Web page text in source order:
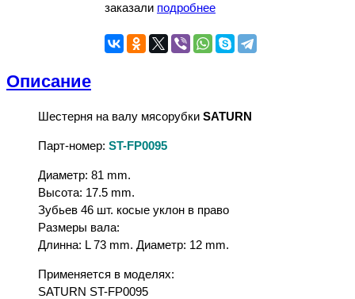
заказали подробнее
Описание
Шестерня на валу мясорубки SATURN
Парт-номер: ST-FP0095
Диаметр: 81 mm.
Высота: 17.5 mm.
Зубьев 46 шт. косые уклон в право
Размеры вала:
Длинна: L 73 mm. Диаметр: 12 mm.
Применяется в моделях:
SATURN ST-FP0095